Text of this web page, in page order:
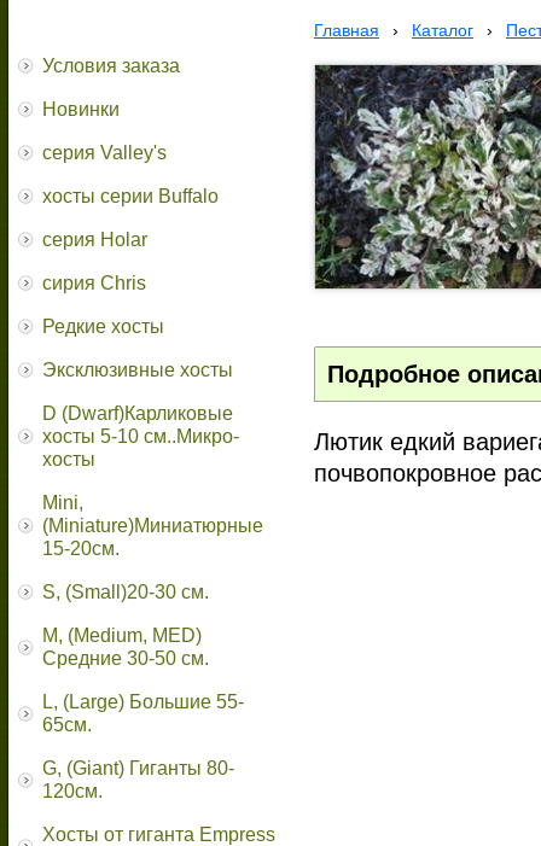
Условия заказа
Новинки
серия Valley's
хосты серии Buffalo
серия Holar
сирия Chris
Редкие хосты
Эксклюзивные хосты
D (Dwarf)Карликовые
хосты 5-10 см..Микро-
хосты
Mini,
(Miniature)Миниатюрные
15-20см.
S, (Small)20-30 см.
M, (Medium, MED)
Средние 30-50 см.
L, (Large) Большие 55-
65cм.
G, (Giant) Гиганты 80-
120см.
Хосты от гиганта Empress
Главная › Каталог ›
Подробное
Лютик едкий
почвопокровное